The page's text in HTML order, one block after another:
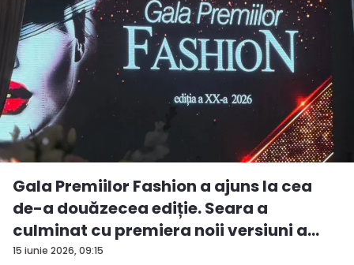
15 iunie 2026, 09:15
Gala Premiilor Fashion a ajuns la cea
de-a douăzecea ediție. Seara a
culminat cu premiera noii versiuni a
pie...